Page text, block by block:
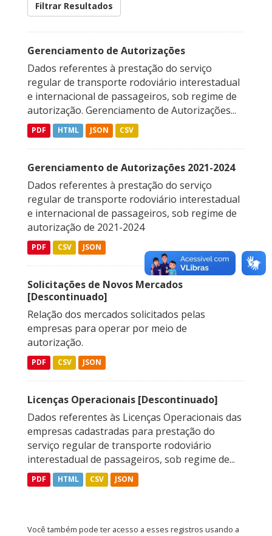
Filtrar Resultados
Gerenciamento de Autorizações
Dados referentes à prestação do serviço
regular de transporte rodoviário interestadual
e internacional de passageiros, sob regime de
autorização. Gerenciamento de Autorizações...
PDF HTML JSON CSV
Gerenciamento de Autorizações 2021-2024
Dados referentes à prestação do serviço
regular de transporte rodoviário interestadual
e internacional de passageiros, sob regime de
autorização de 2021-2024
PDF CSV JSON
Solicitações de Novos Mercados
[Descontinuado]
Relação dos mercados solicitados pelas
empresas para operar por meio de
autorização.
PDF CSV JSON
Licenças Operacionais [Descontinuado]
Dados referentes às Licenças Operacionais das
empresas cadastradas para prestação do
serviço regular de transporte rodoviário
interestadual de passageiros, sob regime de...
PDF HTML CSV JSON
Você também pode ter acesso a esses registros usando a